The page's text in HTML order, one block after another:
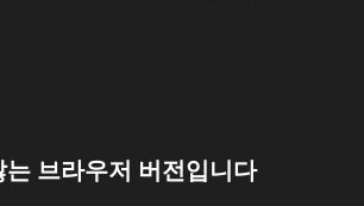
는 브라우저 버전입니다